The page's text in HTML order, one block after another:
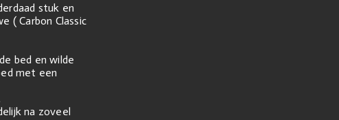
stuk en
( Carbon Classic
bed en wilde
met een
na zoveel